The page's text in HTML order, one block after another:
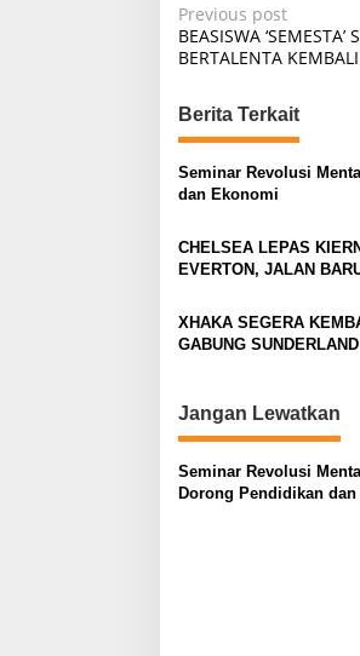
P
o
t
n
a
i
a
t
o
n
Previous post
BEASISWA
BERTALENTA
Berita Terkait
Seminar Revolusi
dan Ekonomi
CHELSEA LEPAS
EVERTON, JALAN
XHAKA SEGERA
GABUNG SUNDERLAND
Jangan Lewatkan
Seminar Revolusi
Dorong Pendidikan